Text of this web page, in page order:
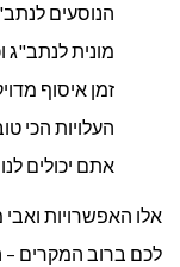
הנוסעים
מונית לנתב"ג
זמן איסוף
העלויות הכי
אתם יכולים
אלו האפשרויות
לכם ברוב המקרים –